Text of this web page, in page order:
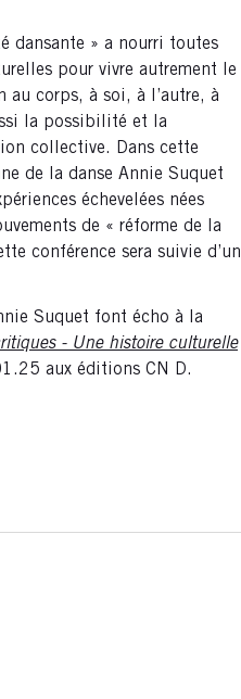
dansante » a nourri toutes
pour vivre autrement le
au corps, à soi, à l’autre, à
la possibilité et la
collective. Dans cette
de la danse Annie Suquet
échevelées nées
de « réforme de la
conférence sera suivie d’un
Suquet font écho à la
- Une histoire culturelle
aux éditions CN D.